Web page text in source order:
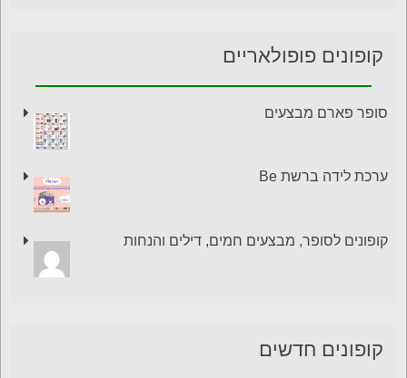
קופונים פופולאריים
סופר פארם מבצעים
ערכת לידה ברשת Be
קופונים לסופר, מבצעים חמים, דילים והנחות
קופונים חדשים